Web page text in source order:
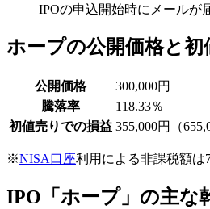
IPOの申込開始時にメールが
ホープの公開価格と初
公開価格 300,000円
騰落率
118.33％
初値売りでの損益 355,000円 （
※NISA口座利用による非課税額は
IPO「ホープ」の主な